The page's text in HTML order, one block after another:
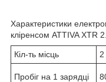
Характеристики
кліренсом ATTIVA XTR
Кіл-ть місць 2
Пробіг на 1 зарядці